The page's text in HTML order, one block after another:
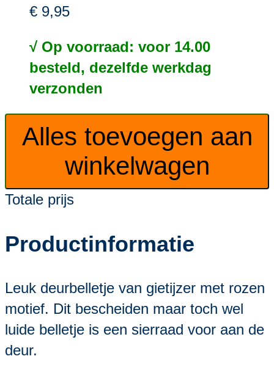
€ 9,95
√ Op voorraad: voor 14.00
besteld, dezelfde werkdag
verzonden
Alles toevoegen aan
winkelwagen
Totale prijs
Productinformatie
Leuk deurbelletje van gietijzer met rozen
motief. Dit bescheiden maar toch wel
luide belletje is een sierraad voor aan de
deur.